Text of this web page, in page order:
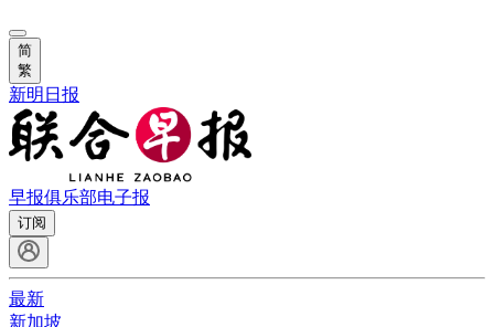
简
繁
新明日报
早报俱乐部电子报
订阅
最新
新加坡